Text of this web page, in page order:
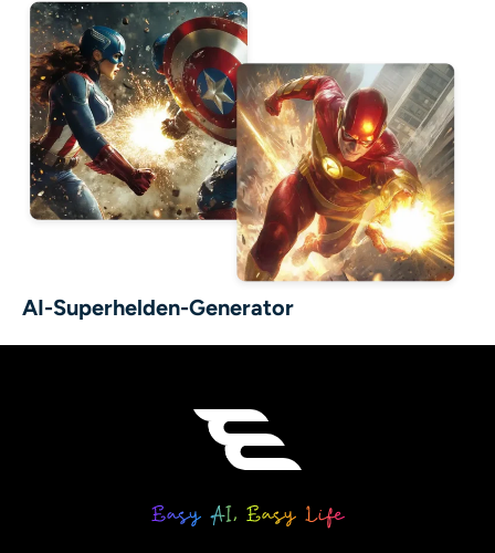
AI-Superhelden-Generator